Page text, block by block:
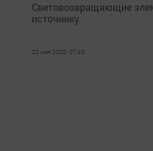
Световозвращающие
источнику.
22 мая 2020, 07:45